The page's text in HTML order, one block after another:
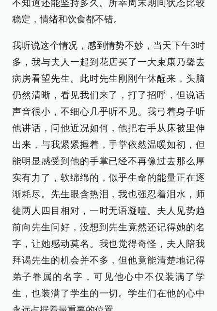
不知道还能坚持多久。所幸周末期间状态比较
稳定，情绪和饮食都不错。
我听说这个情况，感到情势不妙，当天下午3时
多，我与夫人一起到花店买了一大束康乃馨去
病房看望先生。此时先生刚刚午休醒来，头脑
仍然清晰，看见我们来了，打了招呼，但说话
声音很小，不细心几乎听不见。我弓着身子听
他讲话，问他近况如何，他把右手从床被里伸
出来，与我紧紧握着，手掌依然温暖如初，但
能明显感受到他的手掌已经不再像过去那么厚
实有力了，软绵绵的，似乎生命的能量正在逐
渐耗尽。先生眼含热泪，我也强忍着泪水，师
徒两人四目相对，一时无语凝噎。夫人见势趋
前向先生问好，没想到先生竟然还记得她的名
字，让她感动莫名。我也觉得奇怪，夫人陪我
拜谒先生的机会并不多，但他竟能清楚地记得
弟子眷属的名字，可见他心中不仅装满了学
生，也装满了学生的一切。学生们在他的心中